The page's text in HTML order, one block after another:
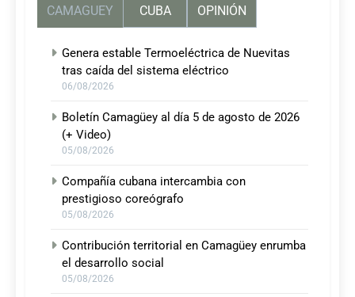
CAMAGUEY CUBA OPINIÓN
Genera estable Termoeléctrica de Nuevitas
tras caída del sistema eléctrico
06/08/2026
Boletín Camagüey al día 5 de agosto de 2026
(+ Video)
05/08/2026
Compañía cubana intercambia con
prestigioso coreógrafo
05/08/2026
Contribución territorial en Camagüey enrumba
el desarrollo social
05/08/2026